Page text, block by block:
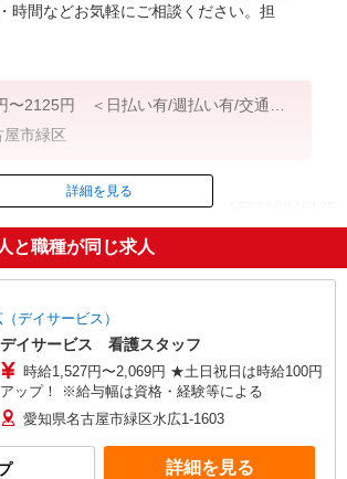
時間などお気軽にご相談ください。担
〜2125円 ＜日払い有/週払い有/交通費
リン代含む)＞
市緑区
ID：AE0610048125
掲載期間終了
詳細を見る
と職種が同じ求人
デイサービス）
デイサービス 看護スタッフ
時給1,527円〜2,069円 ★土日祝日は時給100円
アップ！ ※給与幅は資格・経験等による
愛知県名古屋市緑区水広1-1603
詳細を見る